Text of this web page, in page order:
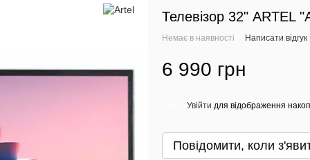
Телевізор 32" ARTEL
Немає в наявності Написати відгук
6 990 грн
Увійти для відображення
Повідомити, коли